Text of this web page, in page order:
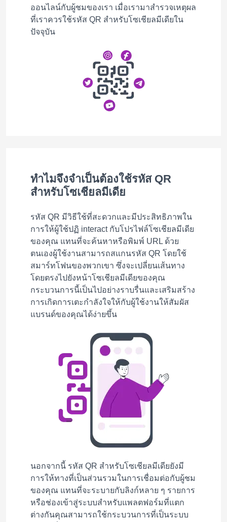
ออนไลน์กับผู้ชมของเรา เมื่อเรามาสำรวจเหตุผล
ที่เราควรใช้รหัส QR สำหรับโซเชียลมีเดียใน
ปัจจุบัน
ทำไมจึงจำเป็นต้องใช้รหัส QR
สำหรับโซเชียลมีเดีย
รหัส QR มีวิธีใช้ที่สะดวกและมีประสิทธิภาพใน
การให้ผู้ใช้ปฏิ interact กับโปรไฟล์โซเชียลมีเดีย
ของคุณ แทนที่จะค้นหาหรือพิมพ์ URL ด้วย
ตนเองผู้ใช้งานสามารถสแกนรหัส QR โดยใช้
สมาร์ทโฟนของพวกเขา ซึ่งจะเปลี่ยนเส้นทาง
โดยตรงไปยังหน้าโซเชียลมีเดียของคุณ
กระบวนการนี้เป็นไปอย่างราบรื่นและเสริมสร้าง
การเกิดการเตะกำลังใจให้กับผู้ใช้งานให้สัมผัส
แบรนด์ของคุณได้ง่ายขึ้น
นอกจากนี้ รหัส QR สำหรับโซเชียลมีเดียยังมี
การให้ทางที่เป็นส่วนรวมในการเชื่อมต่อกับผู้ชม
ของคุณ แทนที่จะระบายกับลิงก์หลาย ๆ รายการ
หรือช่องเข้าสู่ระบบสำหรับแพลตฟอร์มที่แตก
ต่างกันคุณสามารถใช้กระบวนการที่เป็นระบบ